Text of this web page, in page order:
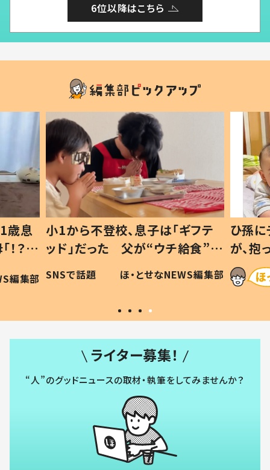
6位以降はこちら
歳息
？」
編集部
小1から不登校、息子は「ギフテ
ッド」だった 父が“ウチ給食”を
作り続ける理由とは #令和の親
#令和の子
SNSで話題 ほ・とせなNEWS編集部
ひ孫
が、
「涙が
い」
ライター募集！
“人”のグッドニュースの取材・執筆をしてみませんか？